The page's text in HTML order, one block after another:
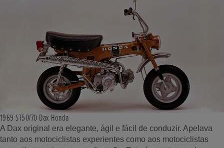
1969 ST50/70 Dax Honda
A Dax original era elegante, ágil e fácil de conduzir. Apelava
tanto aos motociclistas experientes como aos motociclistas